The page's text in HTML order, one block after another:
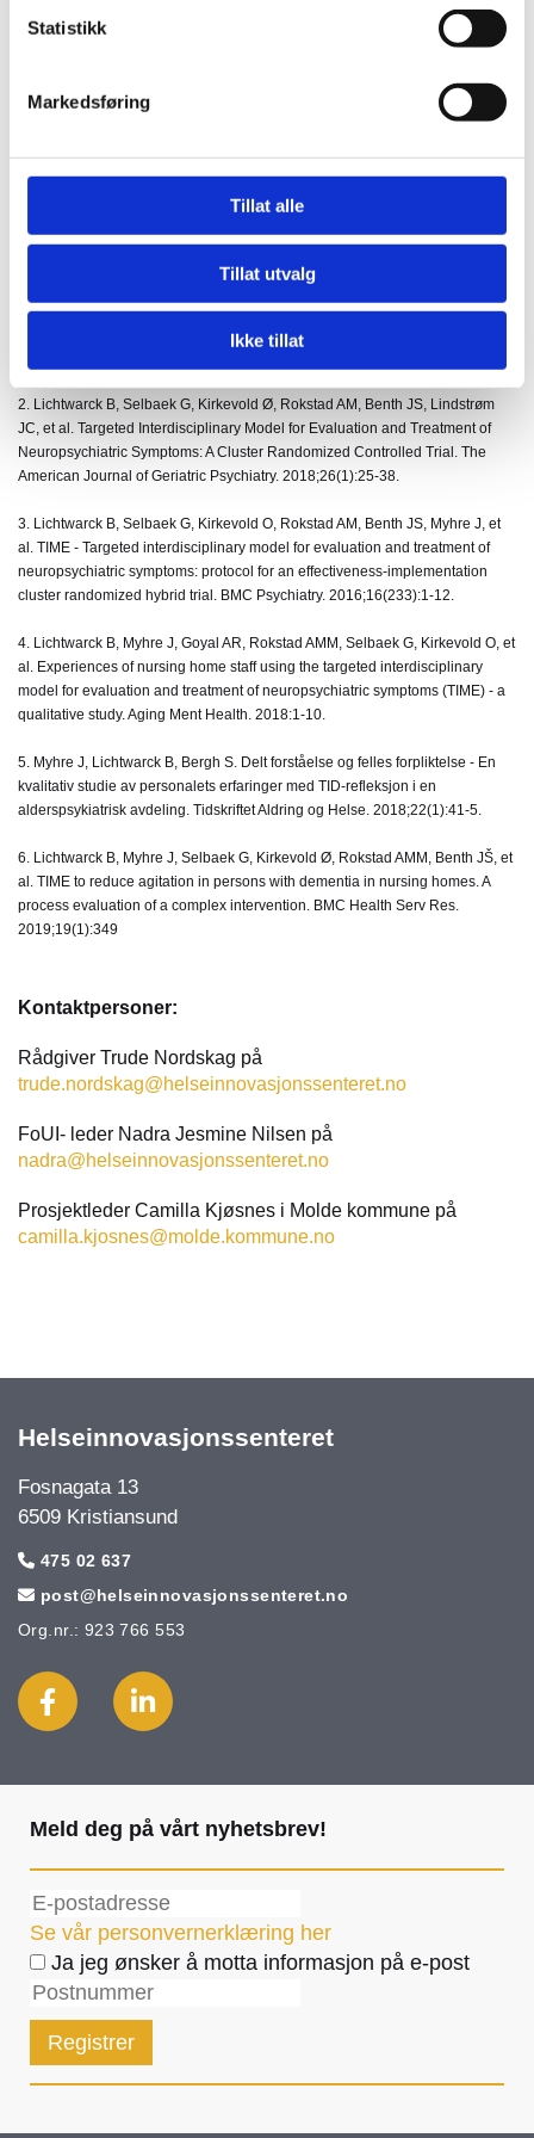
Statistikk
Markedsføring
Tillat alle
Tillat utvalg
Ikke tillat
innovasjonsmidler fra Statsforvalteren til innføring og
spredning av TID i ytterligere seks kommuner. Innførings-
Resultater og erfaringer fra dette arbeidet skal spres og
deles med andre kommuner i Møre og Romsdal, med
mulighet for videre spredning nasjonalt.
Forskning på TID- modellen:
2. Lichtwarck B, Selbaek G, Kirkevold Ø, Rokstad AM, Benth JS, Lindstrøm
JC, et al. Targeted Interdisciplinary Model for Evaluation and Treatment of
Neuropsychiatric Symptoms: A Cluster Randomized Controlled Trial. The
American Journal of Geriatric Psychiatry. 2018;26(1):25-38.
3. Lichtwarck B, Selbaek G, Kirkevold O, Rokstad AM, Benth JS, Myhre J, et
al. TIME - Targeted interdisciplinary model for evaluation and treatment of
neuropsychiatric symptoms: protocol for an effectiveness-implementation
cluster randomized hybrid trial. BMC Psychiatry. 2016;16(233):1-12.
4. Lichtwarck B, Myhre J, Goyal AR, Rokstad AMM, Selbaek G, Kirkevold O, et
al. Experiences of nursing home staff using the targeted interdisciplinary
model for evaluation and treatment of neuropsychiatric symptoms (TIME) - a
qualitative study. Aging Ment Health. 2018:1-10.
5. Myhre J, Lichtwarck B, Bergh S. Delt forståelse og felles forpliktelse - En
kvalitativ studie av personalets erfaringer med TID-refleksjon i en
alderspsykiatrisk avdeling. Tidskriftet Aldring og Helse. 2018;22(1):41-5.
6. Lichtwarck B, Myhre J, Selbaek G, Kirkevold Ø, Rokstad AMM, Benth JŠ, et
al. TIME to reduce agitation in persons with dementia in nursing homes. A
process evaluation of a complex intervention. BMC Health Serv Res.
2019;19(1):349
Kontaktpersoner:
Rådgiver Trude Nordskag på
trude.nordskag@helseinnovasjonssenteret.no
FoUI- leder Nadra Jesmine Nilsen på
nadra@helseinnovasjonssenteret.no
Prosjektleder Camilla Kjøsnes i Molde kommune på
camilla.kjosnes@molde.kommune.no
Helseinnovasjonssenteret
Fosnagata 13
6509 Kristiansund
 475 02 637
 post@helseinnovasjonssenteret.no
Org.nr.: 923 766 553
Meld deg på vårt nyhetsbrev!
Se vår personvernerklæring her
Ja jeg ønsker å motta informasjon på e-post